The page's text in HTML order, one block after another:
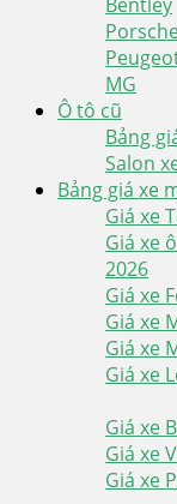
MG
Ô tô cũ
Bảng
Salon
Bảng giá xe
Giá xe
Giá xe
2026
Giá xe
Giá xe
Giá xe
Giá xe
Giá xe
Giá xe
Giá xe